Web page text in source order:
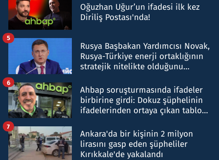
Oğuzhan Uğur’un ifadesi ilk kez
Diriliş Postası'nda!
Rusya Başbakan Yardımcısı Novak,
Rusya-Türkiye enerji ortaklığının
stratejik nitelikte olduğunu
5
Ahbap soruşturmasında ifadeler
birbirine girdi: Dokuz şüphelinin
ifadelerinden ortaya çıkan tablo
6
Ankara'da bir kişinin 2 milyon
lirasını gasp eden şüpheliler
Kırıkkale'de yakalandı
7